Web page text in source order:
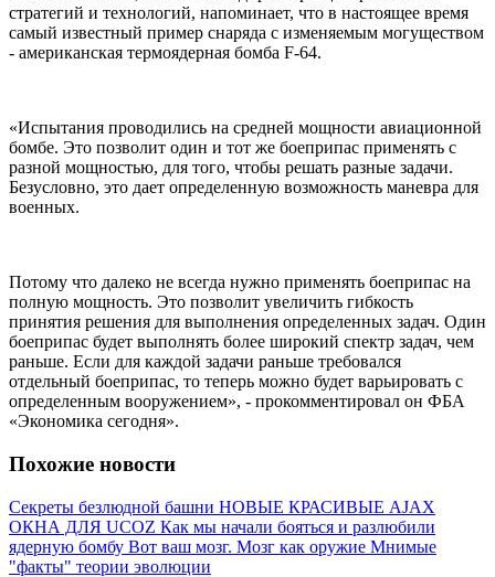
стратегий и технологий, напоминает, что в настоящее время
самый известный пример снаряда с изменяемым могуществом
- американская термоядерная бомба F-64.
«Испытания проводились на средней мощности авиационной
бомбе. Это позволит один и тот же боеприпас применять с
разной мощностью, для того, чтобы решать разные задачи.
Безусловно, это дает определенную возможность маневра для
военных.
Потому что далеко не всегда нужно применять боеприпас на
полную мощность. Это позволит увеличить гибкость
принятия решения для выполнения определенных задач. Один
боеприпас будет выполнять более широкий спектр задач, чем
раньше. Если для каждой задачи раньше требовался
отдельный боеприпас, то теперь можно будет варьировать с
определенным вооружением», - прокомментировал он ФБА
«Экономика сегодня».
Похожие новости
Секреты безлюдной башни НОВЫЕ КРАСИВЫЕ AJAX
ОКНА ДЛЯ UCOZ Как мы начали бояться и разлюбили
ядерную бомбу Вот ваш мозг. Мозг как оружие Мнимые
"факты" теории эволюции